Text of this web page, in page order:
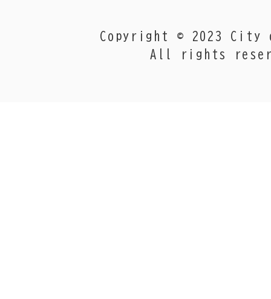
Copyright © 2023 City
All rights